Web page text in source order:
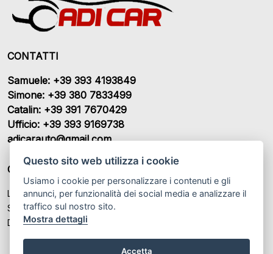
Questo sito web utilizza i cookie
Usiamo i cookie per personalizzare i contenuti e gli
annunci, per funzionalità dei social media e analizzare il
traffico sul nostro sito.
Mostra dettagli
Accetta
CONTATTI
Samuele: +39 393 4193849
Simone: +39 380 7833499
Catalin: +39 391 7670429
Ufficio: +39 393 9169738
adicarauto@gmail.com
ORARI DI APERTURA
Lunedì – Venerdì: 9:00 - 12:30 / 14:00 - 18:30
Sabato: 9:00 - 12:30 / Su app.nto
Domenica: Chiuso